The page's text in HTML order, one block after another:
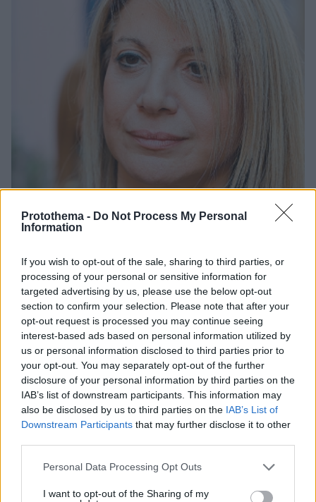
Protothema - Do Not Process My Personal
Information
If you wish to opt-out of the sale, sharing to third parties, or
processing of your personal or sensitive information for
targeted advertising by us, please use the below opt-out
section to confirm your selection. Please note that after your
opt-out request is processed you may continue seeing
interest-based ads based on personal information utilized by
us or personal information disclosed to third parties prior to
your opt-out. You may separately opt-out of the further
disclosure of your personal information by third parties on the
IAB’s list of downstream participants. This information may
also be disclosed by us to third parties on the IAB’s List of
Downstream Participants that may further disclose it to other
Please note that this website/app uses one or more Google
not limited to your visit or usage behaviour. You may click to
Personal Data Processing Opt Outs
I want to opt-out of the Sharing of my
Κόμμα Καρυστιανού: Γιατί χάνεται μέσα σε δύο
μήνες η «Ελπίδα» της προέδρου Μαρίας